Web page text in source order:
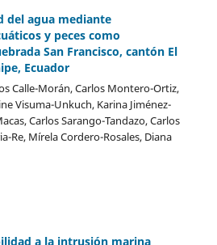
del agua mediante
y peces como
San Francisco, cantón El
Ecuador
Calle-Morán, Carlos Montero-Ortiz,
Visuma-Unkuch, Karina Jiménez-
Carlos Sarango-Tandazo, Carlos
Re, Mírela Cordero-Rosales, Diana
a la intrusión marina